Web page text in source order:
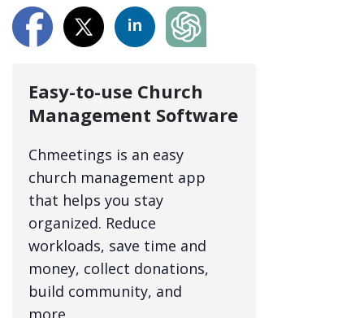
Easy-to-use Church
Management Software
Chmeetings is an easy
church management app
that helps you stay
organized. Reduce
workloads, save time and
money, collect donations,
build community, and
more.